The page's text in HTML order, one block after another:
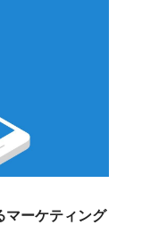
ーケティング